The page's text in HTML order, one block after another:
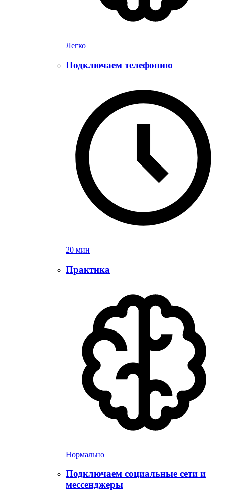
Легко
Подключаем телефонию
20 мин
Практика
Нормально
Подключаем социальные сети и
мессенджеры